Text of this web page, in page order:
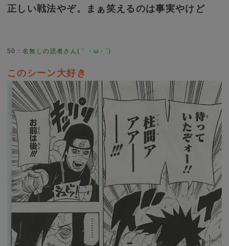
正しい戦法やぞ。まぁ笑えるのは事実やけど
50
このシーン大好き